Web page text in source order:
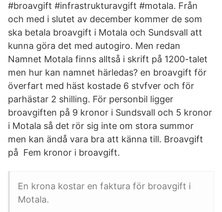
#broavgift #infrastrukturavgift #motala. Från
och med i slutet av december kommer de som
ska betala broavgift i Motala och Sundsvall att
kunna göra det med autogiro. Men redan
Namnet Motala finns alltså i skrift på 1200-talet
men hur kan namnet härledas? en broavgift för
överfart med häst kostade 6 stvfver och för
parhästar 2 shilling. För personbil ligger
broavgiften på 9 kronor i Sundsvall och 5 kronor
i Motala så det rör sig inte om stora summor
men kan ändå vara bra att känna till. Broavgift
på Fem kronor i broavgift.
En krona kostar en faktura för broavgift i
Motala.